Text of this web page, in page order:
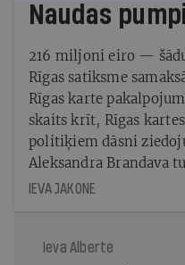
Naudas
216 miljoni eiro —
Rīgas satiksme
Rīgas karte
skaits krīt, Rīgas
politiķiem dāsni
Aleksandra Brandava
IEVA JAKONE
Ieva Alberte